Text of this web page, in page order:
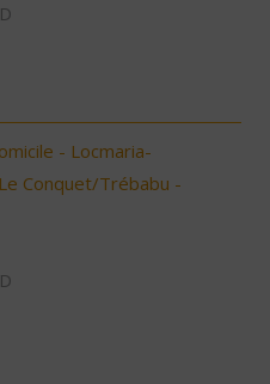
- Locmaria-
Conquet/Trébabu -